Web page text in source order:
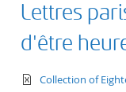
Lettres
d'être
text/xml
Collection of